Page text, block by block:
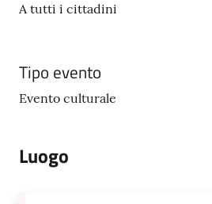
A tutti i cittadini
Tipo evento
Evento culturale
Luogo